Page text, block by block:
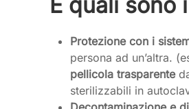
Protezione con i
persona ad un’altra.
pellicola trasparente
sterilizzabili in